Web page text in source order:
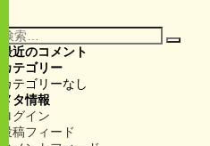
検
索:
検
最近のコメント
カテゴリー
カテゴリーなし
メタ情報
ログイン
投稿フィード